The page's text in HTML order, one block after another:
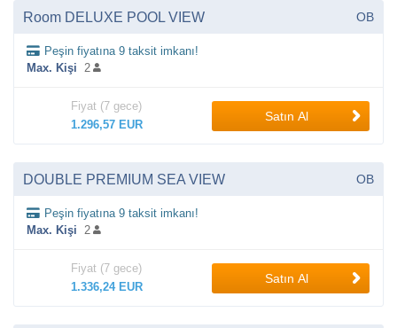
Room DELUXE POOL VIEW OB
Peşin fiyatına 9 taksit imkanı!
Max. Kişi 2
Fiyat (7 gece)
1.296,57 EUR
Satın Al
DOUBLE PREMIUM SEA VIEW OB
Peşin fiyatına 9 taksit imkanı!
Max. Kişi 2
Fiyat (7 gece)
1.336,24 EUR
Satın Al